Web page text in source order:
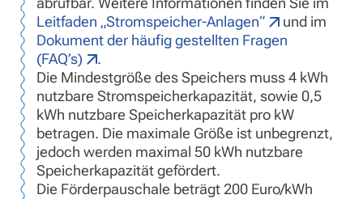
Leitfaden „Stromspeicher-Anlagen“
und im
Dokument der häufig gestellten Fragen
(FAQ’s)
.
Die Mindestgröße des Speichers muss 4 kWh
nutzbare Stromspeicherkapazität, sowie 0,5
kWh nutzbare Speicherkapazität pro kW
betragen. Die maximale Größe ist unbegrenzt,
jedoch werden maximal 50 kWh nutzbare
Speicherkapazität gefördert.
Die Förderpauschale beträgt 200 Euro/kWh